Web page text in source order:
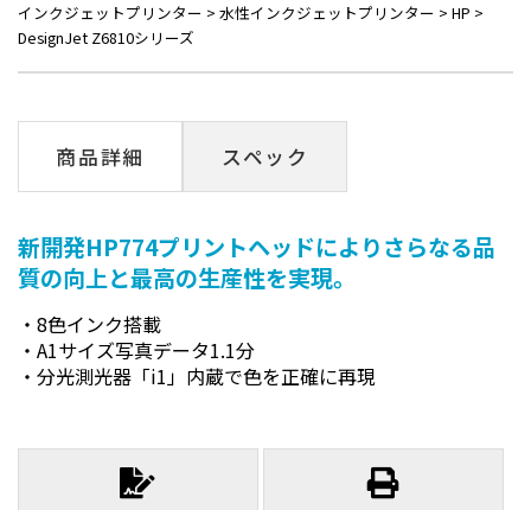
インクジェットプリンター > 水性インクジェットプリンター > HP >
DesignJet Z6810シリーズ
商品詳細 スペック
新開発HP774プリントヘッドによりさらなる品
質の向上と最高の生産性を実現。
8色インク搭載
A1サイズ写真データ1.1分
分光測光器「i1」内蔵で色を正確に再現